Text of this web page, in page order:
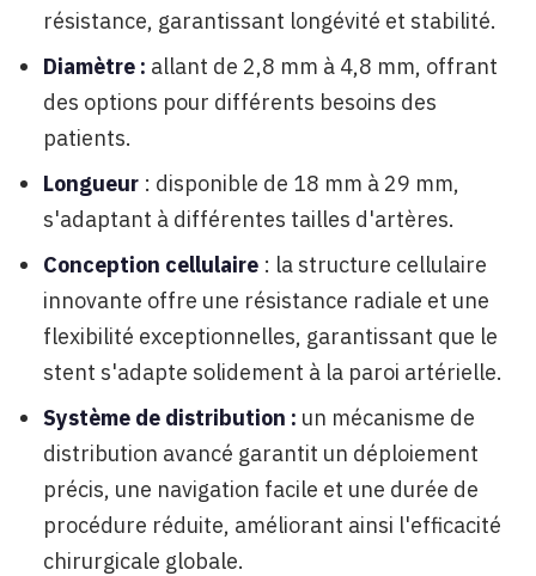
résistance, garantissant longévité et stabilité.
Diamètre : allant de 2,8 mm à 4,8 mm, offrant
des options pour différents besoins des
patients.
Longueur : disponible de 18 mm à 29 mm,
s'adaptant à différentes tailles d'artères.
Conception cellulaire : la structure cellulaire
innovante offre une résistance radiale et une
flexibilité exceptionnelles, garantissant que le
stent s'adapte solidement à la paroi artérielle.
Système de distribution : un mécanisme de
distribution avancé garantit un déploiement
précis, une navigation facile et une durée de
procédure réduite, améliorant ainsi l'efficacité
chirurgicale globale.